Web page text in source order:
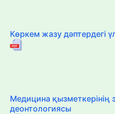
Көркем жазу дәптердегі
Медицина қызметкерінің
деонтологиясы